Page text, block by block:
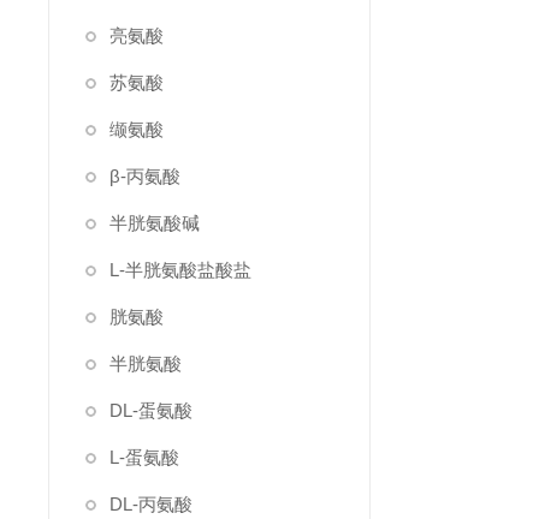
亮氨酸
苏氨酸
缬氨酸
β-丙氨酸
半胱氨酸碱
L-半胱氨酸盐酸盐
胱氨酸
半胱氨酸
DL-蛋氨酸
L-蛋氨酸
DL-丙氨酸